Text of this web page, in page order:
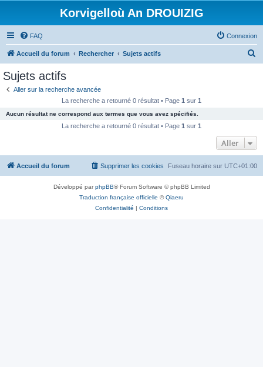
Korvigelloù An DROUIZIG
FAQ Connexion
Accueil du forum Rechercher Sujets actifs
c
e
Sujets actifs
Aller sur la recherche avancée
La recherche a retourné 0 résultat • Page 1 sur 1
Aucun résultat ne correspond aux termes que vous avez spécifiés.
La recherche a retourné 0 résultat • Page 1 sur 1
Aller
Accueil du forum Fuseau horaire sur UTC+01:00
Supprimer les cookies
Développé parphpBB® Forum Software © phpBB Limited
Traduction française officielle ©Qiaeru
Confidentialité | Conditions